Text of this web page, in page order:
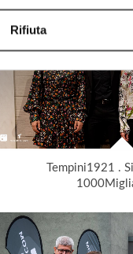
Rifiuta
Tempini1921 .